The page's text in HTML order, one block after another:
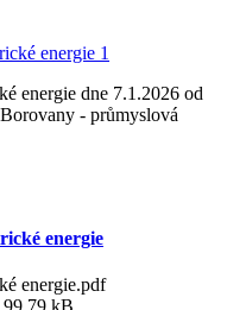
energie dne 7.1.2026 od
- průmyslová
energie
energie.pdf